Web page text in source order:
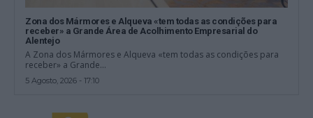
Zona dos Mármores e Alqueva «tem todas as condições para
receber» a Grande Área de Acolhimento Empresarial do
Alentejo
A Zona dos Mármores e Alqueva «tem todas as condições para
receber» a Grande...
5 Agosto, 2026 - 17:10